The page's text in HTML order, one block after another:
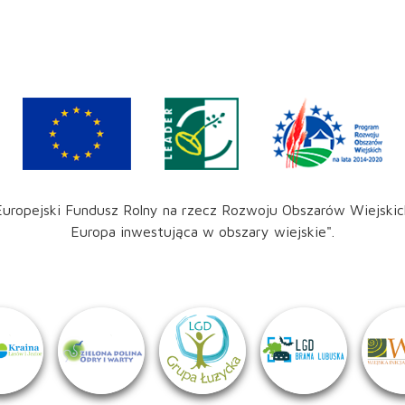
Fundusz Rolny na rzecz Rozwoju Obszarów
Europa inwestująca w obszary wiejskie".